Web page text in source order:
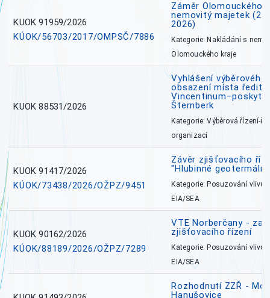
KUOK 91959/2026
KÚOK/56703/2017/OMPSČ/7886
Záměr Olomouckého
nemovitý majetek
2026)
Kategorie: Nakládání s
Olomouckého kraje
KUOK 88531/2026
Vyhlášení výběrového
obsazení místa
Šternberk
Kategorie: Výběrová řízení-
organizací
KUOK 91417/2026
KÚOK/73438/2026/OŽPZ/9451
Závěr zjišťovacího
"Hlubinné
Kategorie: Posuzování vlivů
EIA/SEA
KUOK 90162/2026
KÚOK/88189/2026/OŽPZ/7289
VTE Norberčany -
zjišťovacího řízení
Kategorie: Posuzování vlivů
EIA/SEA
Rozhodnutí ZZŘ -
Hanušovice